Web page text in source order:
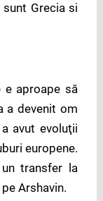
Grecia si
e aproape să
a devenit om
avut evoluţii
europene.
transfer la
Arshavin.